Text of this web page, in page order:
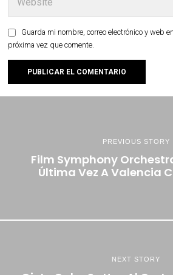
Guarda mi nombre, correo electrónico y web
próxima vez que comente.
PREVIOUS STORY
Film Symphony
Última Vez A Valencia
NEXT STORY